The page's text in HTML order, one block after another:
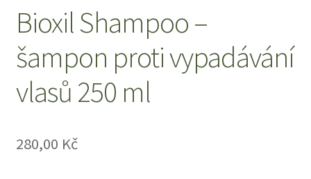
Odstoupení od smlouvy
Pokladna
Reklamace
Zásady ochrany osobních údajů
Bioxil Shampoo –
šampon proti vypadávání
vlasů 250 ml
280,00 Kč